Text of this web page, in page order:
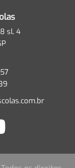
sl. 4